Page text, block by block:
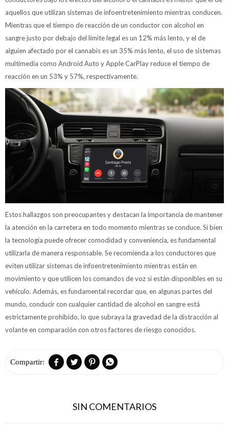
aquellos que utilizan sistemas de infoentretenimiento mientras conducen.
Mientras que el tiempo de reacción de un conductor con alcohol en
sangre justo por debajo del límite legal es un 12% más lento, y el de
alguien afectado por el cannabis es un 35% más lento, el uso de sistemas
multimedia como Android Auto y Apple CarPlay reduce el tiempo de
reacción en un 53% y 57%, respectivamente.
Estos hallazgos son preocupantes y destacan la importancia de mantener
la atención en la carretera en todo momento mientras se conduce. Si bien
la tecnología puede ofrecer comodidad y conveniencia, es fundamental
utilizarla de manera responsable. Se recomienda a los conductores que
eviten utilizar sistemas de infoentretenimiento mientras están en
movimiento y que utilicen los comandos de voz si están disponibles en su
vehículo. Además, es fundamental recordar que, en algunas partes del
mundo, conducir con cualquier cantidad de alcohol en sangre está
estrictamente prohibido, lo que subraya la gravedad de la distracción al
volante en comparación con otros factores de riesgo conocidos.
   
SIN COMENTARIOS